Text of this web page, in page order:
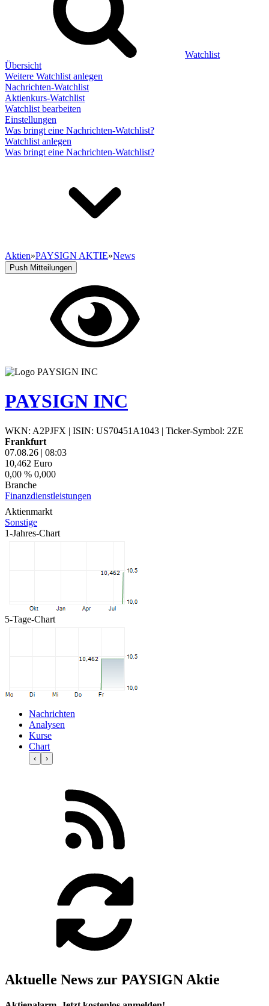
Watchlist
Übersicht
Weitere Watchlist anlegen
Nachrichten-Watchlist
Aktienkurs-Watchlist
Watchlist bearbeiten
Einstellungen
Was bringt eine Nachrichten-Watchlist?
Watchlist anlegen
Was bringt eine Nachrichten-Watchlist?
Aktien»PAYSIGN AKTIE»News
Push Mitteilungen
PAYSIGN INC
WKN: A2PJFX | ISIN: US70451A1043 | Ticker-Symbol: 2ZE
Frankfurt
07.08.26 | 08:03
10,462 Euro
0,00 % 0,000
Branche
Finanzdienstleistungen
Aktienmarkt
Sonstige
1-Jahres-Chart
5-Tage-Chart
Nachrichten
Analysen
Kurse
Chart
‹ ›
Aktuelle News zur PAYSIGN Aktie